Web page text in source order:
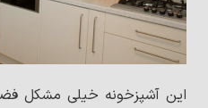
این آشپزخونه خیلی مشکل